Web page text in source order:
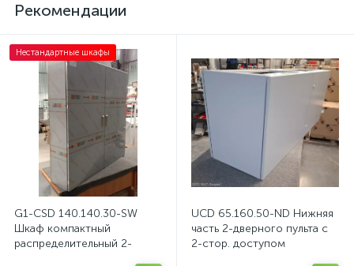
Рекомендации
Нестандартные шкафы
G1-CSD 140.140.30-SW
Шкаф компактный
распределительный 2-
UCD 65.160.50-ND Нижняя
часть 2-дверного пульта с
2-стор. доступом